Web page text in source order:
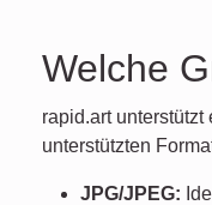
Welche
rapid.art
unterstützten
JPG/JPEG: